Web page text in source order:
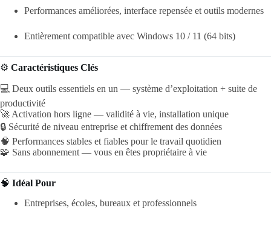
Performances améliorées, interface repensée et outils modernes
Entièrement compatible avec Windows 10 / 11 (64 bits)
⚙️ Caractéristiques Clés
💻 Deux outils essentiels en un — système d’exploitation + suite de
productivité
🚀 Activation hors ligne — validité à vie, installation unique
🔒 Sécurité de niveau entreprise et chiffrement des données
🧠 Performances stables et fiables pour le travail quotidien
🧩 Sans abonnement — vous en êtes propriétaire à vie
🧠 Idéal Pour
Entreprises, écoles, bureaux et professionnels